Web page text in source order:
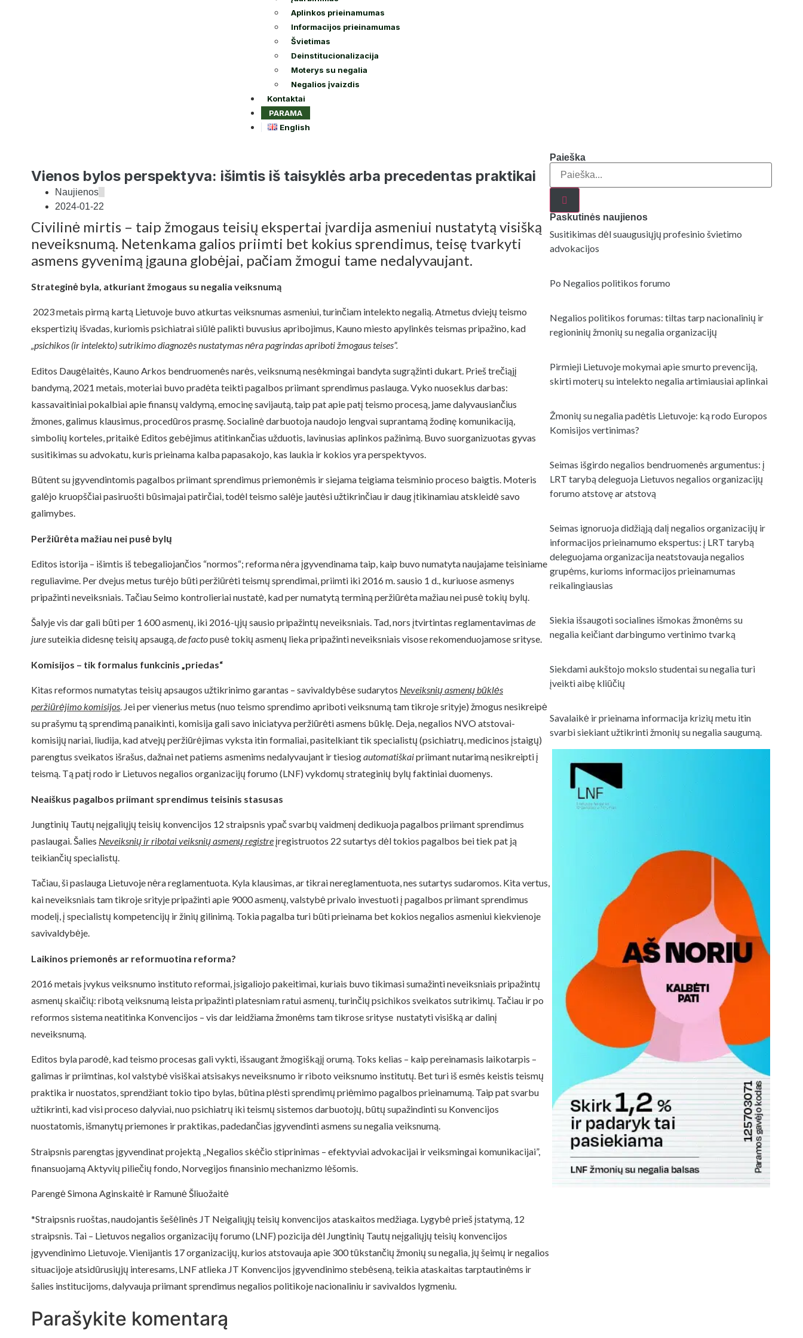
Aplinkos prieinamumas
Informacijos prieinamumas
Švietimas
Deinstitucionalizacija
Moterys su negalia
Negalios įvaizdis
Kontaktai
PARAMA
English
Vienos bylos perspektyva: išimtis iš taisyklės arba precedentas praktikai
Naujienos
2024-01-22
Civilinė mirtis – taip žmogaus teisių ekspertai įvardija asmeniui nustatytą visišką
neveiksnumą. Netenkama galios priimti bet kokius sprendimus, teisę tvarkyti
asmens gyvenimą įgauna globėjai, pačiam žmogui tame nedalyvaujant.
Strateginė byla, atkuriant žmogaus su negalia veiksnumą
2023 metais pirmą kartą Lietuvoje buvo atkurtas veiksnumas asmeniui, turinčiam intelekto negalią. Atmetus dviejų teismo
ekspertizių išvadas, kuriomis psichiatrai siūlė palikti buvusius apribojimus, Kauno miesto apylinkės teismas pripažino, kad
„psichikos (ir intelekto) sutrikimo diagnozės nustatymas nėra pagrindas apriboti žmogaus teises”.
Editos Daugėlaitės, Kauno Arkos bendruomenės narės, veiksnumą nesėkmingai bandyta sugrąžinti dukart. Prieš trečiąjį
bandymą, 2021 metais, moteriai buvo pradėta teikti pagalbos priimant sprendimus paslauga. Vyko nuoseklus darbas:
kassavaitiniai pokalbiai apie finansų valdymą, emocinę savijautą, taip pat apie patį teismo procesą, jame dalyvausiančius
žmones, galimus klausimus, procedūros prasmę. Socialinė darbuotoja naudojo lengvai suprantamą žodinę komunikaciją,
simbolių korteles, pritaikė Editos gebėjimus atitinkančias užduotis, lavinusias aplinkos pažinimą. Buvo suorganizuotas gyvas
susitikimas su advokatu, kuris prieinama kalba papasakojo, kas laukia ir kokios yra perspektyvos.
Būtent su įgyvendintomis pagalbos priimant sprendimus priemonėmis ir siejama teigiama teisminio proceso baigtis. Moteris
galėjo kruopščiai pasiruošti būsimajai patirčiai, todėl teismo salėje jautėsi užtikrinčiau ir daug įtikinamiau atskleidė savo
galimybes.
Peržiūrėta mažiau nei pusė bylų
Editos istorija – išimtis iš tebegaliojančios “normos“; reforma nėra įgyvendinama taip, kaip buvo numatyta naujajame teisiniame
reguliavime. Per dvejus metus turėjo būti peržiūrėti teismų sprendimai, priimti iki 2016 m. sausio 1 d., kuriuose asmenys
pripažinti neveiksniais. Tačiau Seimo kontrolieriai nustatė, kad per numatytą terminą peržiūrėta mažiau nei pusė tokių bylų.
Šalyje vis dar gali būti per 1 600 asmenų, iki 2016-ųjų sausio pripažintų neveiksniais. Tad, nors įtvirtintas reglamentavimas de
juresuteikia didesnę teisių apsaugą,de factopusė tokių asmenų lieka pripažinti neveiksniais visose rekomenduojamose srityse.
Komisijos – tik formalus funkcinis „priedas“
Kitas reformos numatytas teisių apsaugos užtikrinimo garantas – savivaldybėse sudarytos Neveiksnių asmenų būklės
peržiūrėjimo komisijos. Jei per vienerius metus (nuo teismo sprendimo apriboti veiksnumą tam tikroje srityje) žmogus nesikreipė
su prašymu tą sprendimą panaikinti, komisija gali savo iniciatyva peržiūrėti asmens būklę. Deja, negalios NVO atstovai-
komisijų nariai, liudija, kad atvejų peržiūrėjimas vyksta itin formaliai, pasitelkiant tik specialistų (psichiatrų, medicinos įstaigų)
parengtus sveikatos išrašus, dažnai net patiems asmenims nedalyvaujant ir tiesiogautomatiškaipriimant nutarimą nesikreipti į
teismą. Tą patį rodo ir Lietuvos negalios organizacijų forumo (LNF) vykdomų strateginių bylų faktiniai duomenys.
Neaiškus pagalbos priimant sprendimus teisinis stasusas
Jungtinių Tautų neįgaliųjų teisių konvencijos 12 straipsnis ypač svarbų vaidmenį dedikuoja pagalbos priimant sprendimus
paslaugai. Šalies Neveiksnių ir ribotai veiksnių asmenų registre įregistruotos 22 sutartys dėl tokios pagalbos bei tiek pat ją
teikiančių specialistų.
Tačiau, ši paslauga Lietuvoje nėra reglamentuota. Kyla klausimas, ar tikrai nereglamentuota, nes sutartys sudaromos. Kita vertus,
kai neveiksniais tam tikroje srityje pripažinti apie 9000 asmenų, valstybė privalo investuoti į pagalbos priimant sprendimus
modelį, į specialistų kompetencijų ir žinių gilinimą. Tokia pagalba turi būti prieinama bet kokios negalios asmeniui kiekvienoje
savivaldybėje.
Laikinos priemonės ar reformuotina reforma?
2016 metais įvykus veiksnumo instituto reformai, įsigaliojo pakeitimai, kuriais buvo tikimasi sumažinti neveiksniais pripažintų
asmenų skaičių: ribotą veiksnumą leista pripažinti platesniam ratui asmenų, turinčių psichikos sveikatos sutrikimų. Tačiau ir po
reformos sistema neatitinka Konvencijos – vis dar leidžiama žmonėms tam tikrose srityse nustatyti visišką ar dalinį
neveiksnumą.
Editos byla parodė, kad teismo procesas gali vykti, išsaugant žmogiškąjį orumą. Toks kelias – kaip pereinamasis laikotarpis –
galimas ir priimtinas, kol valstybė visiškai atsisakys neveiksnumo ir riboto veiksnumo institutų. Bet turi iš esmės keistis teismų
praktika ir nuostatos, sprendžiant tokio tipo bylas, būtina plėsti sprendimų priėmimo pagalbos prieinamumą. Taip pat svarbu
užtikrinti, kad visi proceso dalyviai, nuo psichiatrų iki teismų sistemos darbuotojų, būtų supažindinti su Konvencijos
nuostatomis, išmanytų priemones ir praktikas, padedančias įgyvendinti asmens su negalia veiksnumą.
Straipsnis parengtas įgyvendinat projektą „Negalios skėčio stiprinimas – efektyviai advokacijai ir veiksmingai komunikacijai”,
finansuojamą Aktyvių piliečių fondo, Norvegijos finansinio mechanizmo lėšomis.
Parengė Simona Aginskaitė ir Ramunė Šliuožaitė
*Straipsnis ruoštas, naudojantis šešėlinės JT Neigaliųjų teisių konvencijos ataskaitos medžiaga. Lygybė prieš įstatymą, 12
straipsnis. Tai – Lietuvos negalios organizacijų forumo (LNF) pozicija dėl Jungtinių Tautų neįgaliųjų teisių konvencijos
įgyvendinimo Lietuvoje. Vienijantis 17 organizacijų, kurios atstovauja apie 300 tūkstančių žmonių su negalia, jų šeimų ir negalios
situacijoje atsidūrusiųjų interesams, LNF atlieka JT Konvencijos įgyvendinimo stebėseną, teikia ataskaitas tarptautinėms ir
šalies institucijoms, dalyvauja priimant sprendimus negalios politikoje nacionaliniu ir savivaldos lygmeniu.
Parašykite komentarą
Paieška
Paskutinės naujienos
Susitikimas dėl suaugusiųjų profesinio švietimo
advokacijos
Po Negalios politikos forumo
Negalios politikos forumas: tiltas tarp nacionalinių ir
regioninių žmonių su negalia organizacijų
Pirmieji Lietuvoje mokymai apie smurto prevenciją,
skirti moterų su intelekto negalia artimiausiai aplinkai
Žmonių su negalia padėtis Lietuvoje: ką rodo Europos
Komisijos vertinimas?
Seimas išgirdo negalios bendruomenės argumentus: į
LRT tarybą deleguoja Lietuvos negalios organizacijų
forumo atstovę ar atstovą
Seimas ignoruoja didžiąją dalį negalios organizacijų ir
informacijos prieinamumo ekspertus: į LRT tarybą
deleguojama organizacija neatstovauja negalios
grupėms, kurioms informacijos prieinamumas
reikalingiausias
Siekia išsaugoti socialines išmokas žmonėms su
negalia keičiant darbingumo vertinimo tvarką
Siekdami aukštojo mokslo studentai su negalia turi
įveikti aibę kliūčių
Savalaikė ir prieinama informacija krizių metu itin
svarbi siekiant užtikrinti žmonių su negalia saugumą.